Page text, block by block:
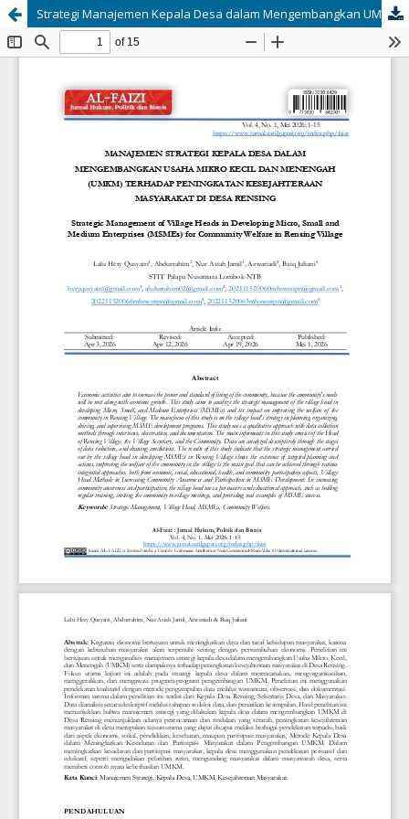
Strategi Manajemen Kepala Desa dalam Mengembangkan UMKM terhadap Kesejahteraan Masyarakat di Desa Rensing